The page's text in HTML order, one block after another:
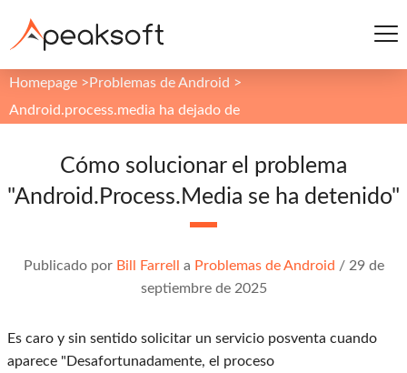
Homepage > Problemas de Android >
Android.process.media ha dejado de
Cómo solucionar el problema
"Android.Process.Media se ha detenido"
Publicado por Bill Farrell a Problemas de Android / 29 de
septiembre de 2025
Es caro y sin sentido solicitar un servicio posventa cuando
aparece "Desafortunadamente, el proceso